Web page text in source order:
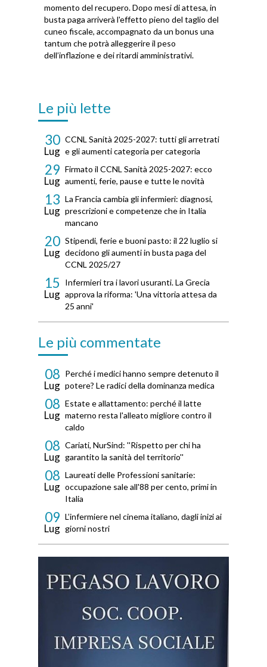
momento del recupero. Dopo mesi di attesa, in
busta paga arriverà l'effetto pieno del taglio del
cuneo fiscale, accompagnato da un bonus una
tantum che potrà alleggerire il peso
dell’inflazione e dei ritardi amministrativi.
Le più lette
30
Lug
CCNL Sanità 2025-2027: tutti gli arretrati
e gli aumenti categoria per categoria
29
Lug
Firmato il CCNL Sanità 2025-2027: ecco
aumenti, ferie, pause e tutte le novità
13
Lug
La Francia cambia gli infermieri: diagnosi,
prescrizioni e competenze che in Italia
mancano
20
Lug
Stipendi, ferie e buoni pasto: il 22 luglio si
decidono gli aumenti in busta paga del
CCNL 2025/27
15
Lug
Infermieri tra i lavori usuranti. La Grecia
approva la riforma: 'Una vittoria attesa da
25 anni'
Le più commentate
08
Lug
Perché i medici hanno sempre detenuto il
potere? Le radici della dominanza medica
08
Lug
Estate e allattamento: perché il latte
materno resta l'alleato migliore contro il
caldo
08
Lug
Cariati, NurSind: ''Rispetto per chi ha
garantito la sanità del territorio''
08
Lug
Laureati delle Professioni sanitarie:
occupazione sale all'88 per cento, primi in
Italia
09
Lug
L’infermiere nel cinema italiano, dagli inizi ai
giorni nostri